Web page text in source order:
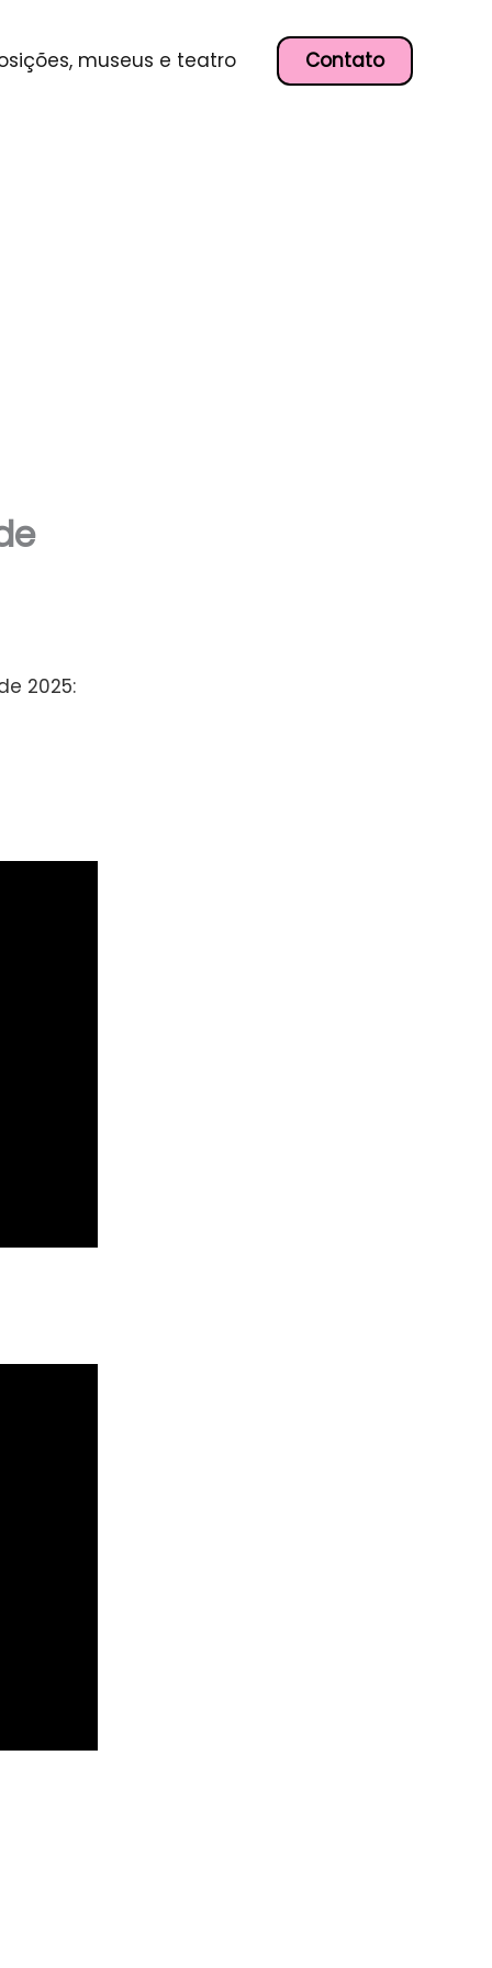
museus e teatro Contato
2025: